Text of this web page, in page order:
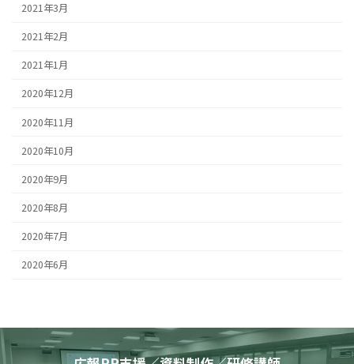
2021年3月
2021年2月
2021年1月
2020年12月
2020年11月
2020年10月
2020年9月
2020年8月
2020年7月
2020年6月